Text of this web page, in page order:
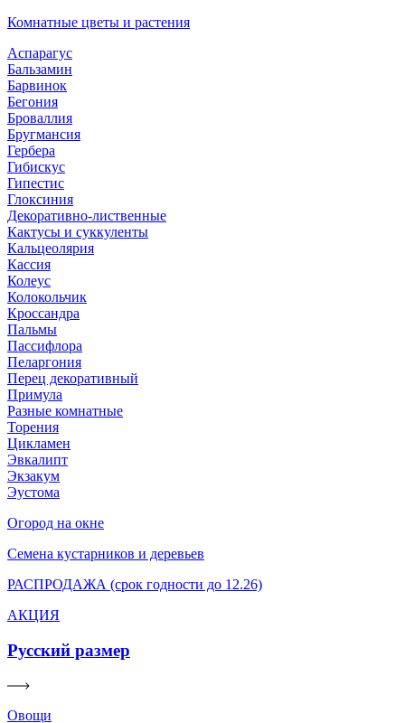
Комнатные цветы и растения
Аспарагус
Бальзамин
Барвинок
Бегония
Броваллия
Бругмансия
Гербера
Гибискус
Гипестис
Глоксиния
Декоративно-лиственные
Кактусы и суккуленты
Кальцеолярия
Кассия
Колеус
Колокольчик
Кроссандра
Пальмы
Пассифлора
Пеларгония
Перец декоративный
Примула
Разные комнатные
Торения
Цикламен
Эвкалипт
Экзакум
Эустома
Огород на окне
Семена кустарников и деревьев
РАСПРОДАЖА (срок годности до 12.26)
АКЦИЯ
Русский размер
Овощи